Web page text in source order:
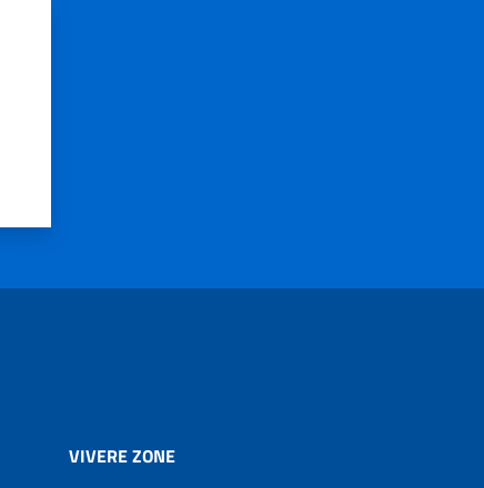
VIVERE ZONE